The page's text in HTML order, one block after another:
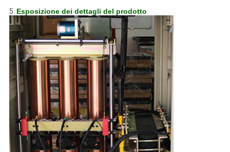
5. Esposizione dei dettagli del prodotto